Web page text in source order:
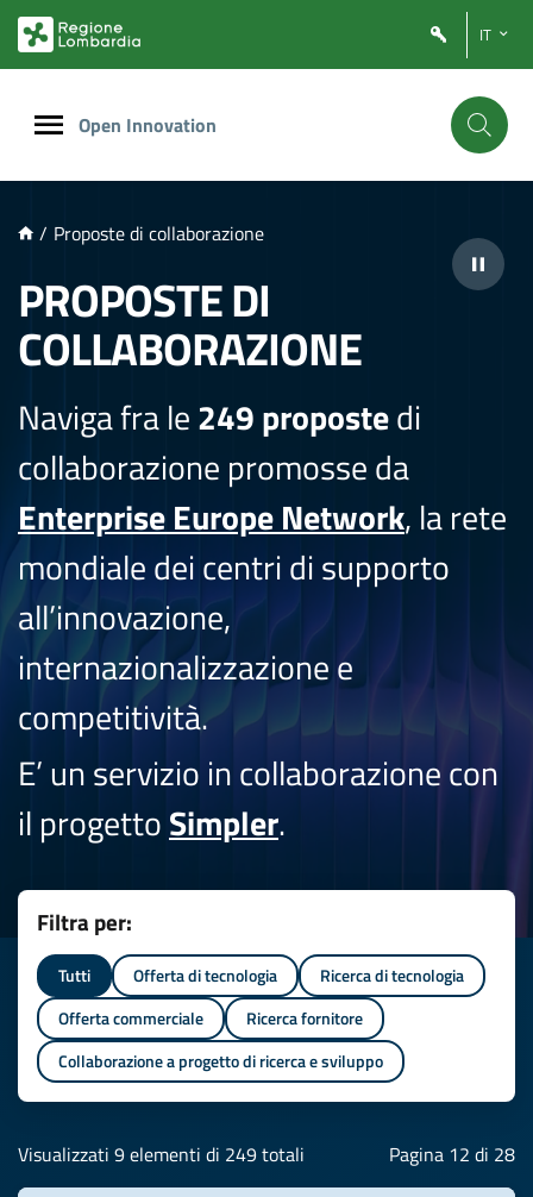
PRINCIPALE
IT
Open Innovation
/ Proposte di collaborazione
PROPOSTE DI
COLLABORAZIONE
Naviga fra le249 propostedi
collaborazione promosse da
Enterprise Europe Network, la rete
mondiale dei centri di supporto
all’innovazione,
internazionalizzazione e
competitività.
E’ un servizio in collaborazione con
il progettoSimpler.
Filtra per:
Tutti Offerta di tecnologia
Ricerca di tecnologia
Offerta commerciale
Ricerca fornitore
Collaborazione a progetto di ricerca e sviluppo
Visualizzati 9 elementi di 249 totali Pagina 12 di 28